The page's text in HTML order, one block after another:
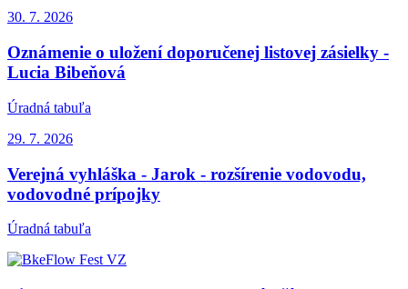
30. 7. 2026
Oznámenie o uložení doporučenej listovej zásielky -
Lucia Bibeňová
Úradná tabuľa
29. 7. 2026
Verejná vyhláška - Jarok - rozšírenie vodovodu,
vodovodné prípojky
Úradná tabuľa